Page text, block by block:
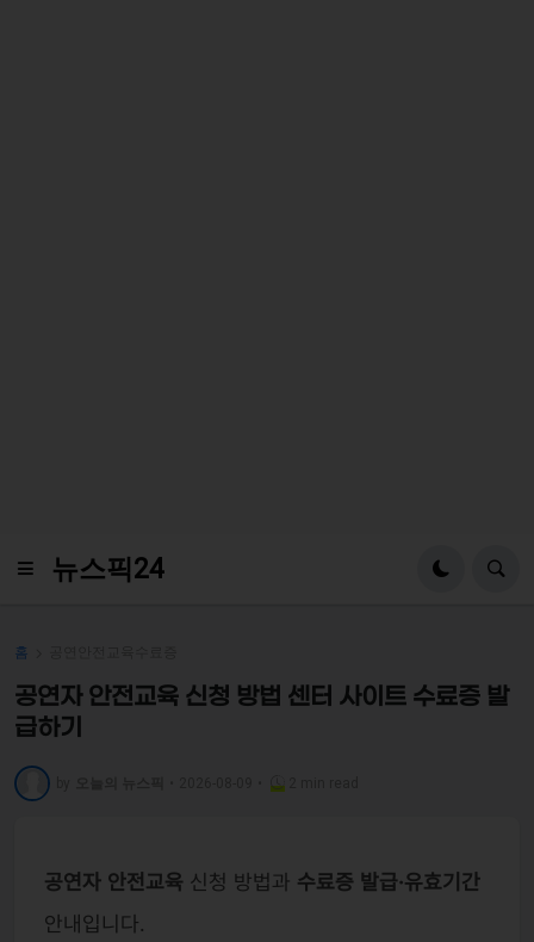
뉴스픽24
홈
공연자 안전교육 신청 방법 센터 사이트 수료증 발
급하기
공연자 안전교육 신청 방법과 수료증 발급·유효기간
안내입니다.